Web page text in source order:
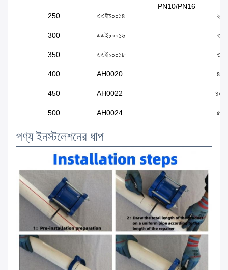
PN10/PN16
250 এএইচ০০১৪
300 এএইচ০০১৬
350 এএইচ০০১৮
400 AH0020
450 AH0022
500 AH0024
পণ্য ইনস্টলেশনের ধাপ